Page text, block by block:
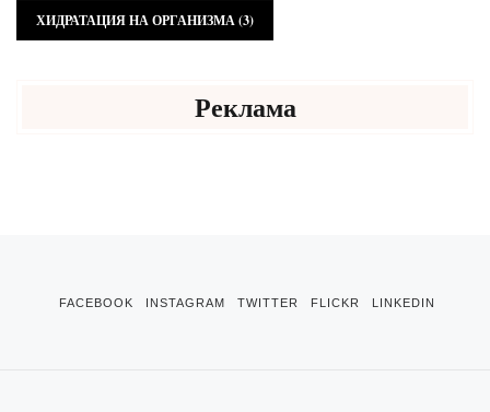
ХИДРАТАЦИЯ НА ОРГАНИЗМА(3)
Реклама
FACEBOOK INSTAGRAM TWITTER FLICKR LINKEDIN